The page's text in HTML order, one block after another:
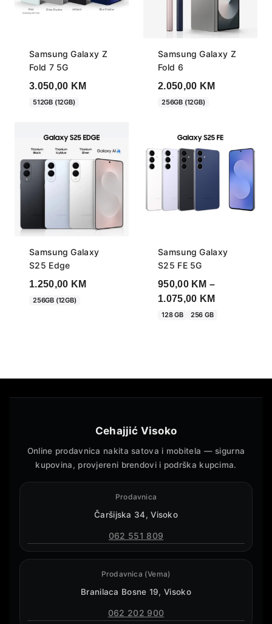
Samsung Galaxy Z
Fold 7 5G
3.050,00 KM
512GB (12GB)
Samsung Galaxy Z
Fold 6
2.050,00 KM
256GB (12GB)
Samsung Galaxy
S25 Edge
1.250,00 KM
256GB (12GB)
Samsung Galaxy
S25 FE 5G
950,00 KM –
1.075,00 KMPrice
128 GB 256 GB
Cehajjić Visoko
Online prodavnica nakita satova i mobitela — sigurna
kupovina, provjereni brendovi i podrška kupcima.
Prodavnica
Čaršijska 34, Visoko
062 551 809
Prodavnica (Vema)
Branilaca Bosne 19, Visoko
062 202 900